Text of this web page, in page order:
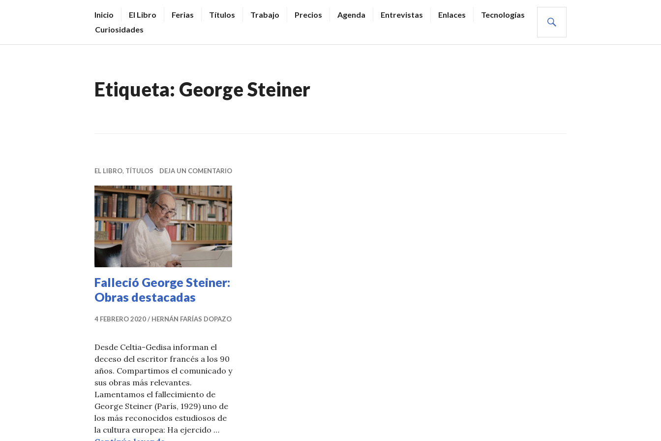
V
E
N
R
S
N
O
T
I
C
I
A
S
Inicio El Libro Ferias Títulos Trabajo Precios Agenda Entrevistas Enlaces
Tecnologías
Curiosidades
Etiqueta: George Steiner
EL LIBRO, TÍTULOS DEJA UN COMENTARIO
Falleció George Steiner:
Obras destacadas
4 FEBRERO 2020 HERNÁN FARÍAS DOPAZO
Desde Celtia-Gedisa informan el
deceso del escritor francés a los 90
años. Compartimos el comunicado y
sus obras más relevantes.
Lamentamos el fallecimiento de
George Steiner (París, 1929) uno de
los más reconocidos estudiosos de
la cultura europea: Ha ejercido …